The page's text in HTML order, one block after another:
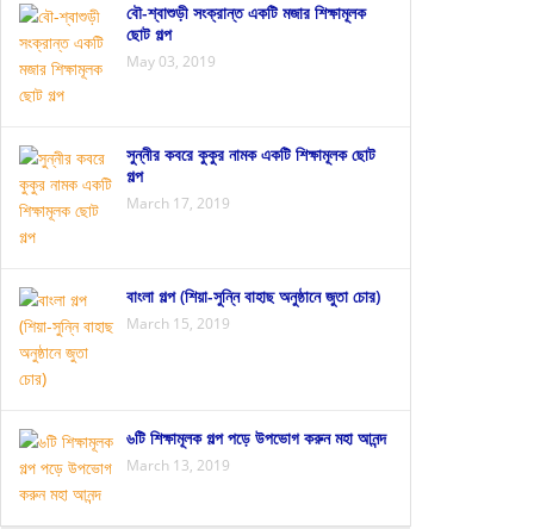
বৌ-শ্বাশুড়ী সংক্রান্ত একটি মজার শিক্ষামূলক
ছোট গল্প
May 03, 2019
সুন্নীর কবরে কুকুর নামক একটি শিক্ষামূলক ছোট
গল্প
March 17, 2019
বাংলা গল্প (শিয়া-সুন্নি বাহাছ অনুষ্ঠানে জুতা চোর)
March 15, 2019
৬টি শিক্ষামূলক গল্প পড়ে উপভোগ করুন মহা আনন্দ
March 13, 2019